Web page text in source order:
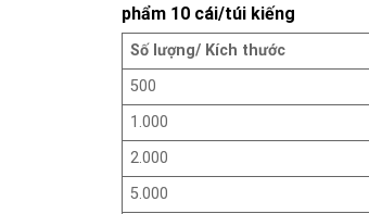
phẩm 10 cái/túi kiếng
Số lượng/ Kích thước
500
1.000
2.000
5.000